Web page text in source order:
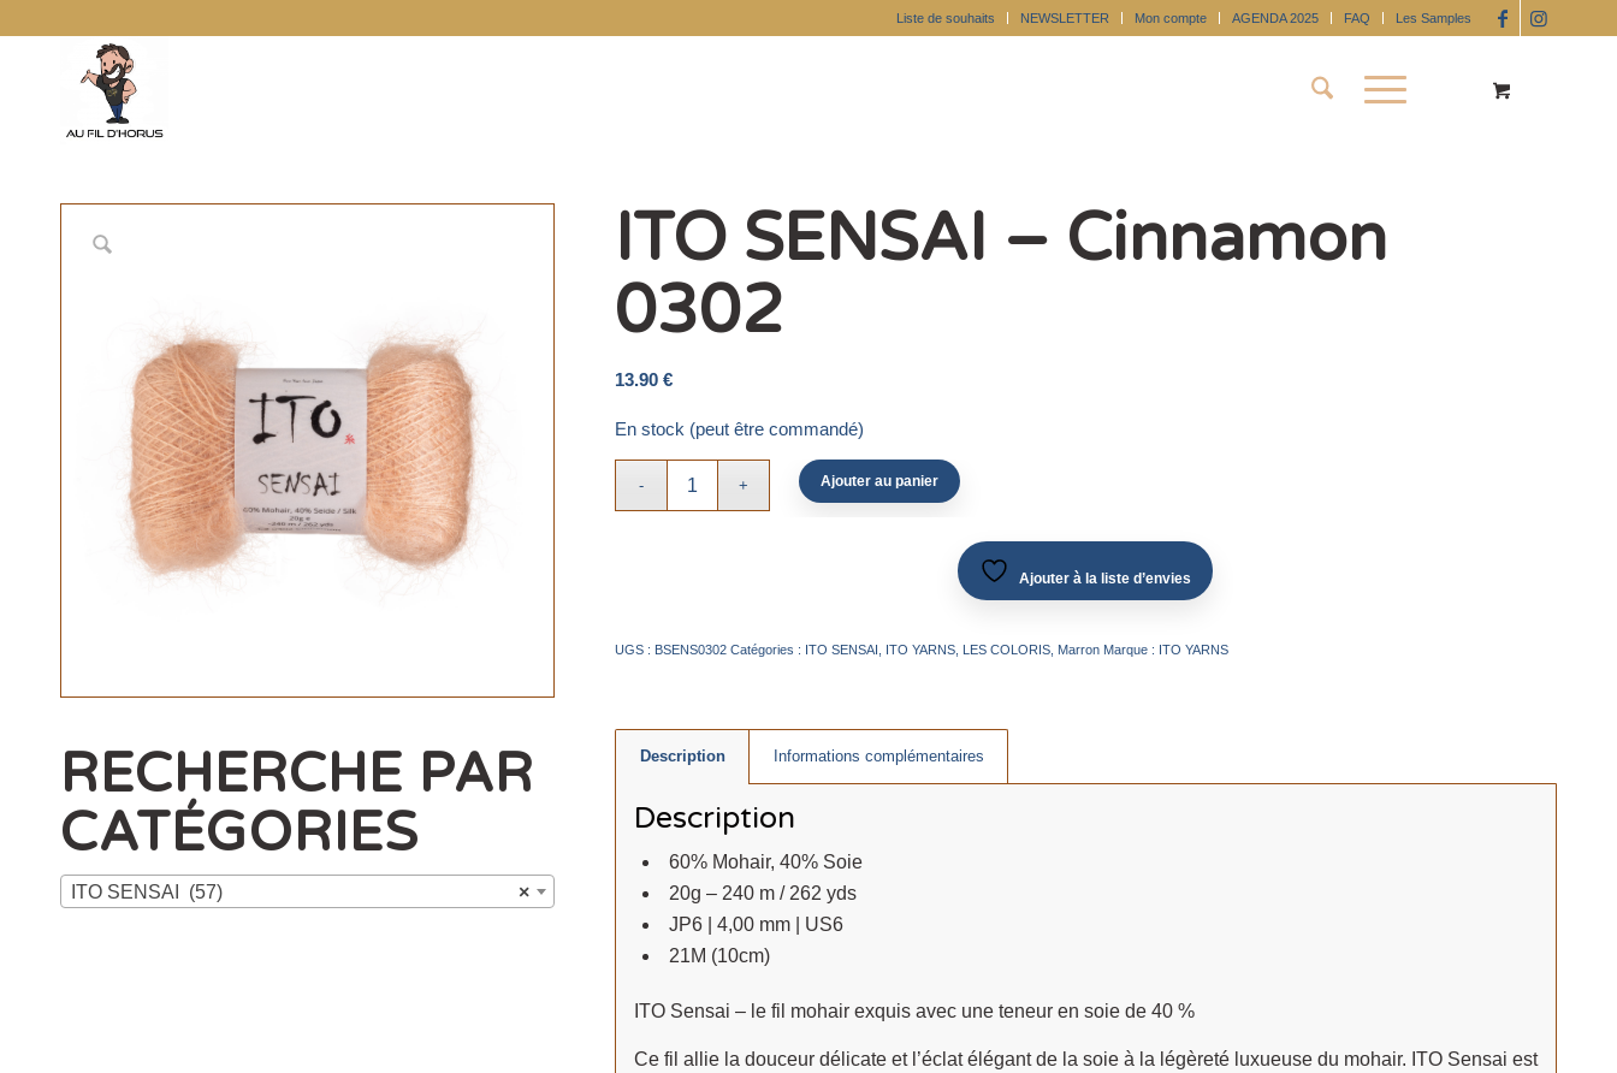
Liste de souhaits NEWSLETTER Mon compte AGENDA 2025 FAQ Les Samples
RECHERCHE PAR
CATÉGORIES
×
ITO SENSAI (57)
ITO SENSAI – Cinnamon
0302
13.90 €
En stock (peut être commandé)
Ajouter au panier
Ajouter à la liste d’envies
UGS : BSENS0302 Catégories : ITO SENSAI ITO YARNS, LES COLORIS, Marron Marque : ITO YARNS
Description Informations complémentaires
Description
60% Mohair, 40% Soie
20g – 240 m / 262 yds
JP6 | 4,00 mm | US6
21M (10cm)
ITO Sensai – le fil mohair exquis avec une teneur en soie de 40 %
Ce fil allie la douceur délicate et l’éclat élégant de la soie à la légèreté luxueuse du mohair. ITO Sensai est